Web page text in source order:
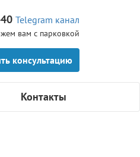
Telegram канал
вам с парковкой
Контакты